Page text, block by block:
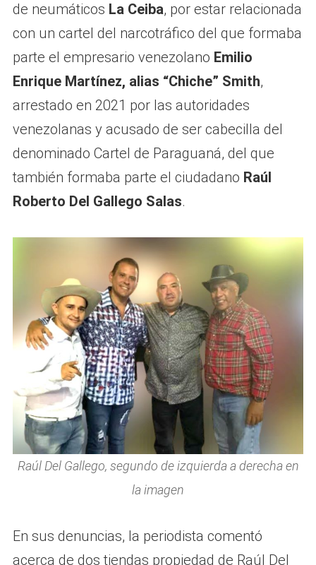
de neumáticos La Ceiba, por estar relacionada
con un cartel del narcotráfico del que formaba
parte el empresario venezolano Emilio
Enrique Martínez, alias “Chiche” Smith,
arrestado en 2021 por las autoridades
venezolanas y acusado de ser cabecilla del
denominado Cartel de Paraguaná, del que
también formaba parte el ciudadano Raúl
Roberto Del Gallego Salas.
Raúl Del Gallego, segundo de izquierda a derecha en
la imagen
En sus denuncias, la periodista comentó
acerca de dos tiendas propiedad de Raúl Del